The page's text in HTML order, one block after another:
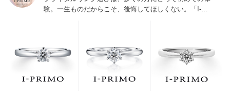
験。一生ものだからこそ、後悔してほしくない。「I-
でお待ちしております。リング選びの最初の一歩をご一
緒に。まずは、アイプリモへ。